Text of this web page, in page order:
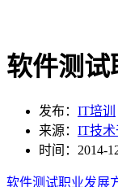
软件测试
发布： IT培训
来源： IT技术
时间：2014-
软件测试职业发展